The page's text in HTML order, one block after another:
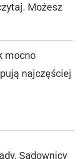
Możesz
mocno
najczęściej
Sadownicy